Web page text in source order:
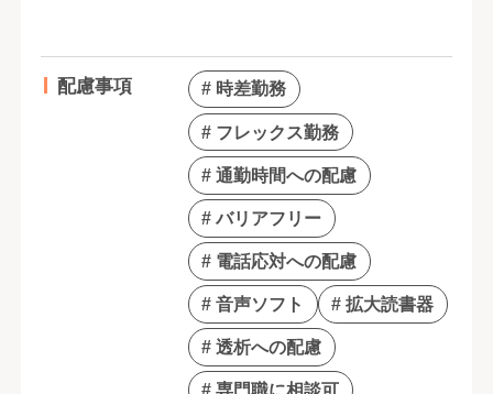
配慮事項 # 時差勤務
# フレックス勤務
# 通勤時間への配慮
# バリアフリー
# 電話応対への配慮
# 音声ソフト # 拡大読書器
# 透析への配慮
# 専門職に相談可